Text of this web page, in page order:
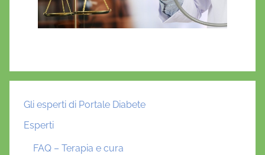
Gli esperti di Portale Diabete
Esperti
FAQ – Terapia e cura